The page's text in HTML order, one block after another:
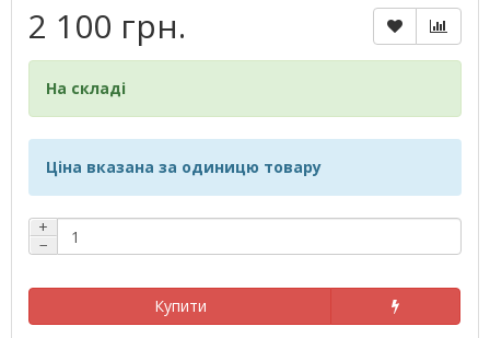
2 100 грн.
На складі
Ціна вказана за одиницю товару
+
−
Купити